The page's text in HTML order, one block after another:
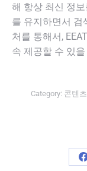
해 항상 최신 정
를 유지하면서 검
처를 통해서,
속 제공할 수 있
Category: 콘텐